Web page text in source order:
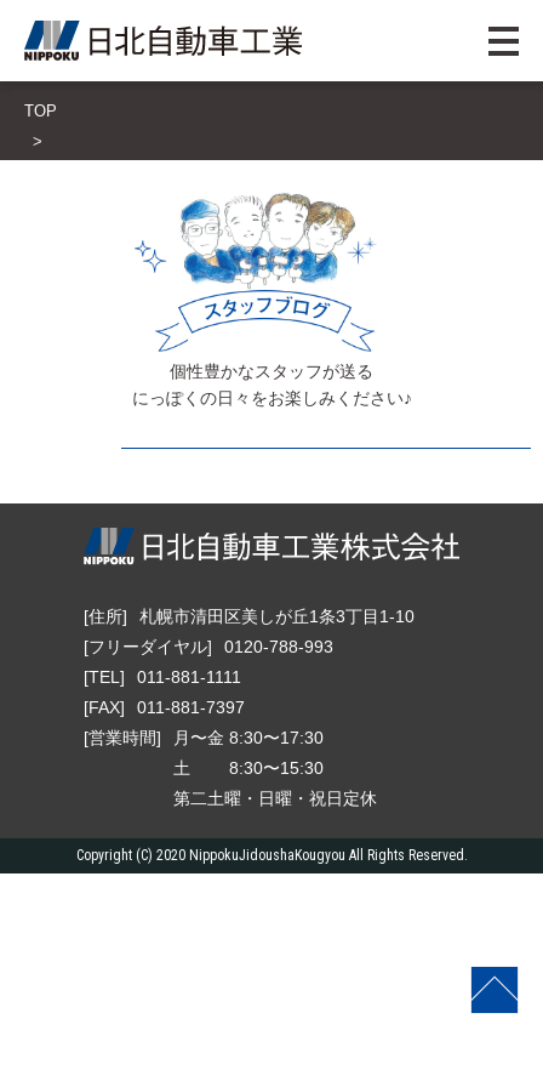
TOP
個性豊かなスタッフが送る
にっぽくの日々をお楽しみください♪
[住所]
札幌市清田区美しが丘1条3丁目1-10
[フリーダイヤル]
0120-788-993
[TEL]
011-881-1111
[FAX]
011-881-7397
[営業時間]
月〜金 8:30〜17:30
土 8:30〜15:30
第二土曜・日曜・祝日定休
Copyright (C) 2020 NippokuJidoushaKougyou All Rights Reserved.